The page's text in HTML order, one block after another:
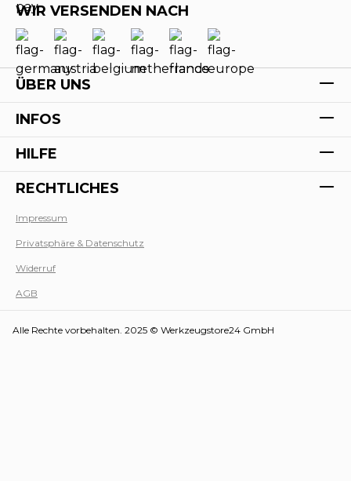
WIR VERSENDEN NACH
ÜBER UNS
INFOS
HILFE
RECHTLICHES
Impressum
Privatsphäre & Datenschutz
Widerruf
AGB
Alle Rechte vorbehalten. 2025 © Werkzeugstore24 GmbH